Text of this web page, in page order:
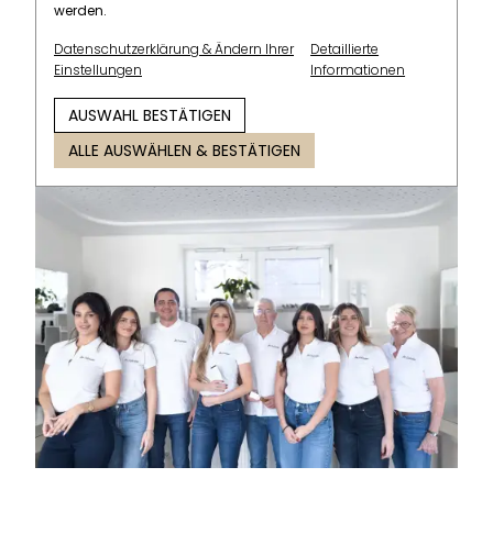
werden.
Datenschutzerklärung & Ändern Ihrer
Einstellungen
Detaillierte
Informationen
AUSWAHL BESTÄTIGEN
ALLE AUSWÄHLEN & BESTÄTIGEN